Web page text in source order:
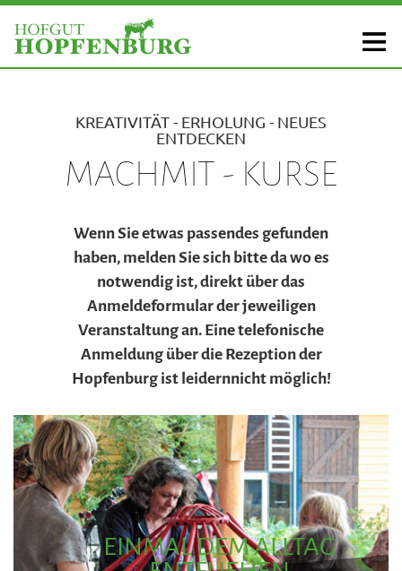
KREATIVITÄT - ERHOLUNG - NEUES
ENTDECKEN
MACHMIT - KURSE
Wenn Sie etwas passendes gefunden
haben, melden Sie sich bitte da wo es
notwendig ist, direkt über das
Anmeldeformular der jeweiligen
Veranstaltung an. Eine telefonische
Anmeldung über die Rezeption der
Hopfenburg ist leidernnicht möglich!
EINMAL DEM ALLTAG